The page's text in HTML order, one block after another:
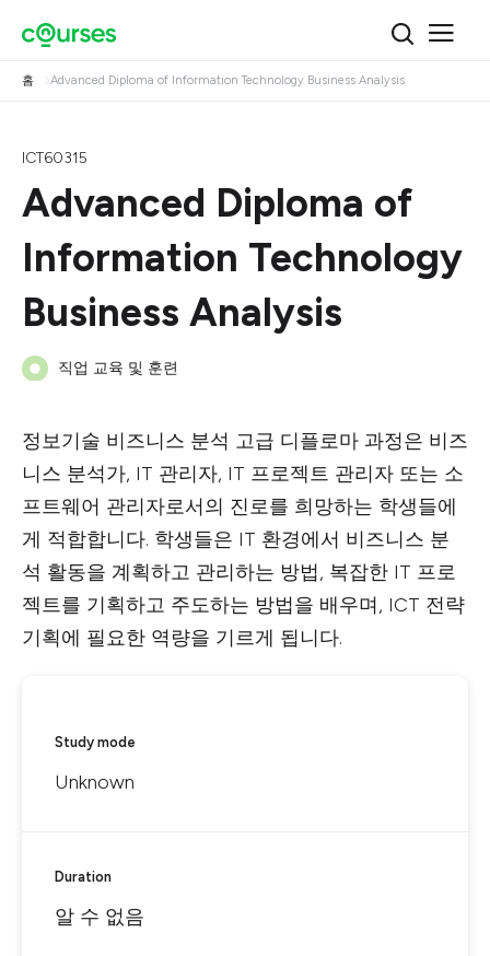
홈 Advanced Diploma of Information Technology Business Analysis
ICT60315
Advanced Diploma of
Information Technology
Business Analysis
직업 교육 및 훈련
정보기술 비즈니스 분석 고급 디플로마 과정은 비즈
니스 분석가, IT 관리자, IT 프로젝트 관리자 또는 소
프트웨어 관리자로서의 진로를 희망하는 학생들에
게 적합합니다. 학생들은 IT 환경에서 비즈니스 분
석 활동을 계획하고 관리하는 방법, 복잡한 IT 프로
젝트를 기획하고 주도하는 방법을 배우며, ICT 전략
기획에 필요한 역량을 기르게 됩니다.
Study mode
Unknown
Duration
알 수 없음